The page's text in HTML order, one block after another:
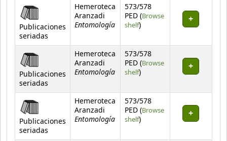
Publicaciones
seriadas
Hemeroteca
Aranzadi
Entomología
573/578
PED (Browse
shelf(Opens below)
)
Publicaciones
seriadas
Hemeroteca
Aranzadi
Entomología
573/578
PED (Browse
shelf(Opens below)
)
Publicaciones
seriadas
Hemeroteca
Aranzadi
Entomología
573/578
PED (Browse
shelf(Opens below)
)